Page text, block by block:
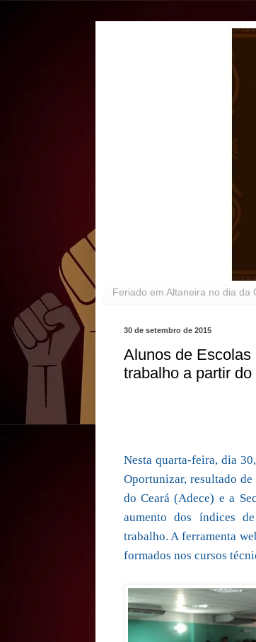
Feriado em Altaneira no dia da
30 de setembro de 2015
Alunos de
trabalho a partir
Nesta quarta-feira, dia
Oportunizar, resultado
do Ceará (Adece) e a
aumento dos índices
trabalho. A ferramenta
formados nos cursos